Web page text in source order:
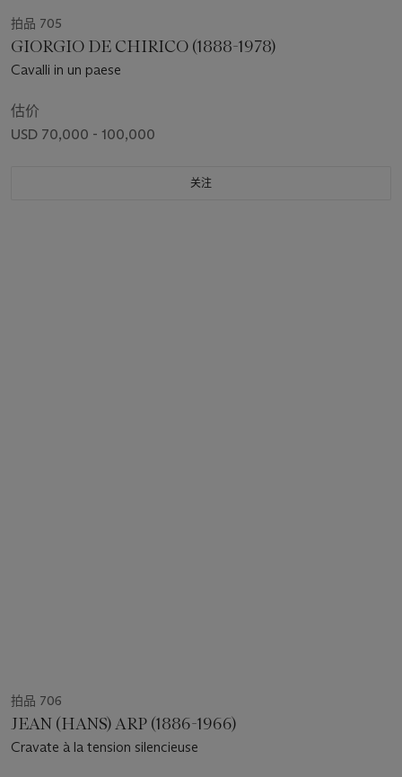
拍品 705
GIORGIO DE CHIRICO (1888-1978)
Cavalli in un paese
估价
USD 70,000 - 100,000
关注
拍品 706
JEAN (HANS) ARP (1886-1966)
Cravate à la tension silencieuse